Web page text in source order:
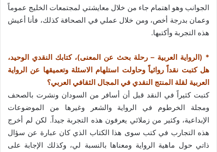
الجوانب وهو اهتمام جاء من خلال معايشتي لمجتمعات الخليج عموماً
وعمان بدرجة أخص، ومن خلال عملي في الصحافة كذلك، فأنا أعيش
هذه التجربة وأكتبها.
* (الرواية العربية – رحلة بحث عن المعنى)، كتابك النقدي الوحيد،
هل كتبت نقداً روائياً وحاولت استلهام الاسئلة وتعميقها عن الرواية
العربية لقلة المنتج النقدي في المجال الثقافي العربي؟
كتبت كثيراً في النقد قبل أن أسافر من السودان ونشرت بالصحف
ومجلة الخرطوم في الرواية والشعر وغيرها من الموضوعات
الإبداعية، وكثير من زملائي يعرفون هذه التجربة جيداً. لكن لم أخرج
هذه التجارب في كتب سوى هذا الكتاب الذي كان عبارة عن سؤال
ذاتي حول ماهية الرواية ومعناها بالنسبة لي، وكذلك الإجابة على